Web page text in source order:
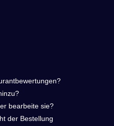
bearbeite sie?
der Bestellung